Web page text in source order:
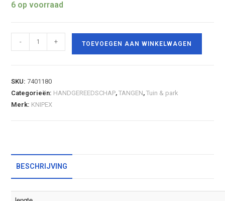
6 op voorraad
- + TOEVOEGEN AAN WINKELWAGEN
SKU:7401180
Categorieën: HANDGEREEDSCHAP,TANGEN,Tuin & park
Merk: KNIPEX
BESCHRIJVING